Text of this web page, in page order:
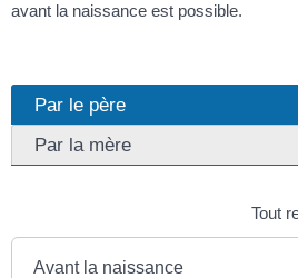
avant la naissance est possible.
Par le père
Par la mère
Tout
Avant la naissance